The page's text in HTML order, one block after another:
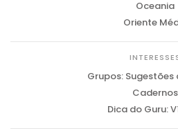
Oceania
Oriente
Grupos: Sugestões
Cadernos
Dica do Guru: